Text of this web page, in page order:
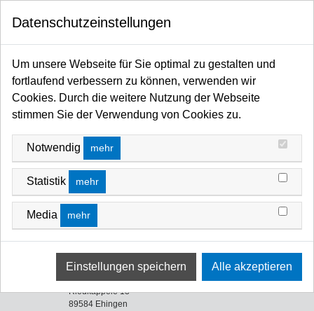
Startseite
Traversen / Rigging Kettenzüge / Anschlagmittel / Arbeitsschutz
KREISE/KREISSEGMENTE
Kreise Kreissegmente
ultralite.eu
Ultralite Deutschland Härle Lichttechnik GmbH
Riedkäppele 13
89584 Ehingen
Datenschutzeinstellungen
Um unsere Webseite für Sie optimal zu gestalten und
fortlaufend verbessern zu können, verwenden wir
Cookies. Durch die weitere Nutzung der Webseite
stimmen Sie der Verwendung von Cookies zu.
Notwendig mehr
Statistik mehr
Media mehr